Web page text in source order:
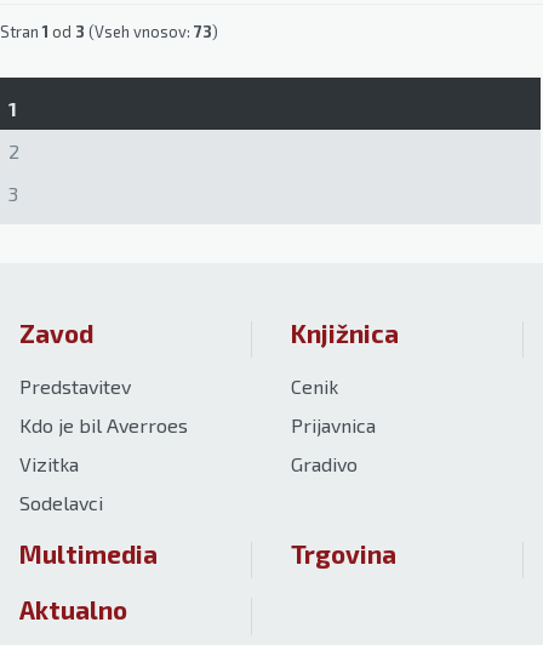
Stran1 od 3 (Vseh vnosov: 73)
1
2
3
Zavod
Predstavitev
Kdo je bil Averroes
Vizitka
Sodelavci
Knjižnica
Cenik
Prijavnica
Gradivo
Multimedia
Trgovina
Aktualno